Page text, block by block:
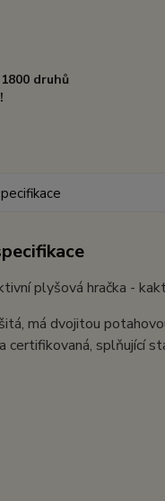
druhů
plyšová hračka -
má dvojitou
certifikovaná, splňující